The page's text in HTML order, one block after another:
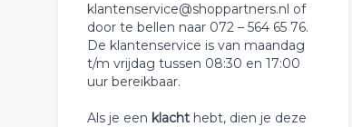
klantenservice@shoppartners.nl of
door te bellen naar 072 – 564 65 76.
De klantenservice is van maandag
t/m vrijdag tussen 08:30 en 17:00
uur bereikbaar.
Als je een klacht hebt, dien je deze